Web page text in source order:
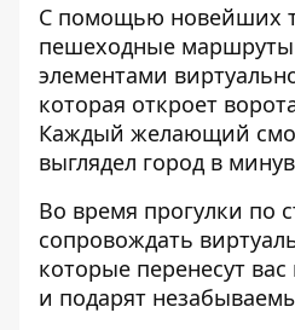
С помощью новейших
пешеходные маршруты
элементами
которая откроет
Каждый желающий
выглядел город в
Во время прогулки по
сопровождать
которые перенесут
и подарят